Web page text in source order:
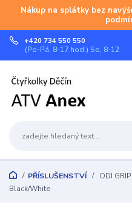
Nákup na splátky bez
+420 734 550 550
(Po-Pá, 8-17 hod.) So, 8-12
PŘÍSLUŠENSTVÍ
ODI
Black/White